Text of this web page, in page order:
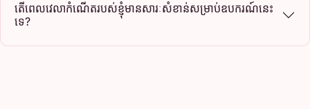
តើពេលវេលាកំណើតរបស់ខ្ញុំមានសារៈសំខាន់សម្រាប់ឧបករណ៍នេះ
ទេ?